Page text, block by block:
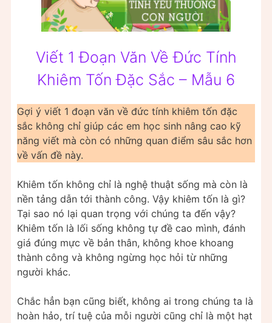
Viết 1 Đoạn Văn Về Đức Tính
Khiêm Tốn Đặc Sắc – Mẫu 6
Gợi ý viết 1 đoạn văn về đức tính khiêm tốn đặc
sắc không chỉ giúp các em học sinh nâng cao kỹ
năng viết mà còn có những quan điểm sâu sắc hơn
về vấn đề này.
Khiêm tốn không chỉ là nghệ thuật sống mà còn là
nền tảng dẫn tới thành công. Vậy khiêm tốn là gì?
Tại sao nó lại quan trọng với chúng ta đến vậy?
Khiêm tốn là lối sống không tự đề cao mình, đánh
giá đúng mực về bản thân, không khoe khoang
thành công và không ngừng học hỏi từ những
người khác.
Chắc hẳn bạn cũng biết, không ai trong chúng ta là
hoàn hảo, trí tuệ của mỗi người cũng chỉ là một hạt